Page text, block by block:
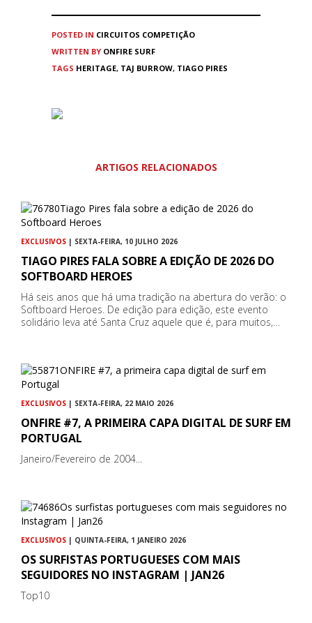
POSTED IN CIRCUITOS COMPETIÇÃO
WRITTEN BY ONFIRE SURF
TAGS HERITAGE, TAJ BURROW, TIAGO PIRES
ARTIGOS RELACIONADOS
EXCLUSIVOS | SEXTA-FEIRA, 10 JULHO 2026
TIAGO PIRES FALA SOBRE A EDIÇÃO DE 2026 DO
SOFTBOARD HEROES
Há seis anos que há uma tradição na abertura do verão: o
Softboard Heroes. De edição para edição, este evento
solidário leva até Santa Cruz aquele que é, para muitos,…
EXCLUSIVOS | SEXTA-FEIRA, 22 MAIO 2026
ONFIRE #7, A PRIMEIRA CAPA DIGITAL DE SURF EM
PORTUGAL
Janeiro/Fevereiro de 2004...
EXCLUSIVOS | QUINTA-FEIRA, 1 JANEIRO 2026
OS SURFISTAS PORTUGUESES COM MAIS
SEGUIDORES NO INSTAGRAM | JAN26
Top10